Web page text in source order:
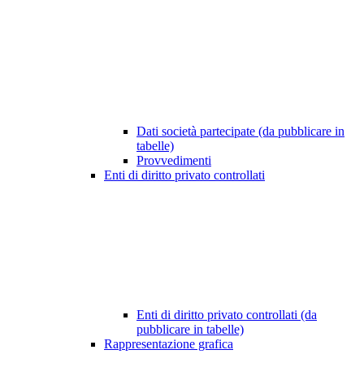
Dati società partecipate (da pubblicare in
tabelle)
Provvedimenti
Enti di diritto privato controllati
Enti di diritto privato controllati (da
pubblicare in tabelle)
Rappresentazione grafica